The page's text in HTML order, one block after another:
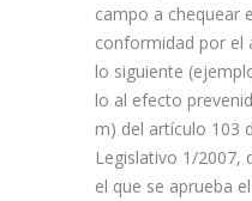
campo a chequear
conformidad por el
lo siguiente
lo al efecto
m) del artículo 103
Legislativo 1/2007,
el que se aprueba